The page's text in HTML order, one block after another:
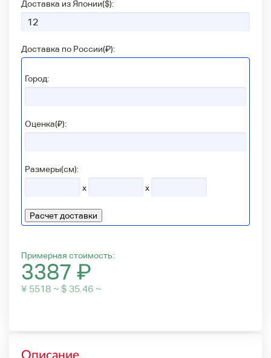
Доставка из Японии($):
Доставка по России(₽):
Город:
Оценка(₽):
Размеры(см):
x
x
Расчет доставки
Примерная стоимость:
3387 ₽
¥ 5518 ~ $ 35.46 ~
Описание